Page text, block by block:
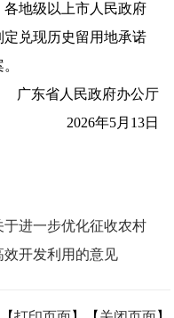
地级以上市人民政府
兑现历史留用地承诺
东省人民政府办公厅
2026年5月13日
进一步优化征收农村
开发利用的意见